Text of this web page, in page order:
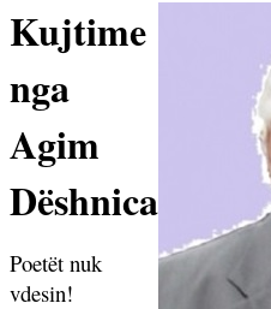
Kujtime
nga
Agim
Dëshnica
Poetët nuk
vdesin!